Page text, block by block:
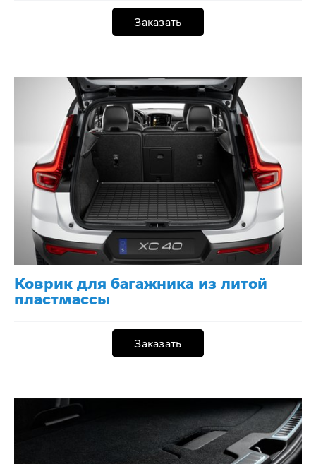
Заказать
Коврик для багажника из литой
пластмассы
Заказать